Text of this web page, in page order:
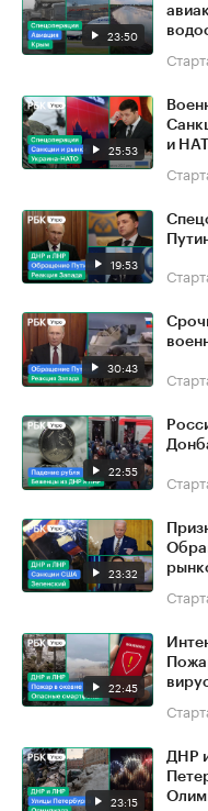
23:50
25:53
и
19:53
30:43
22:55
23:32
22:45
23:15
ДНР